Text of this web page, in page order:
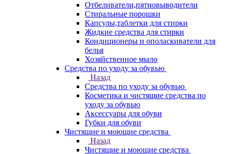
Отбеливатели,пятновыводители
Стиральные порошки
Капсулы,таблетки для стирки
Жидкие средства для стирки
Кондиционеры и ополаскиватели для
белья
Хозяйственное мыло
Средства по уходу за обувью
Назад
Средства по уходу за обувью
Косметика и чистящие средства по
уходу за обувью
Аксессуары для обуви
Губки для обуви
Чистящие и моющие средства
Назад
Чистящие и моющие средства